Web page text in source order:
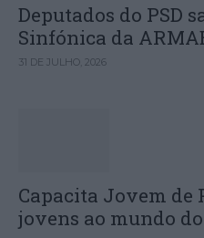
Deputados do PSD
Sinfónica da
31 DE JULHO, 2026
Capacita Jovem de
jovens ao mundo